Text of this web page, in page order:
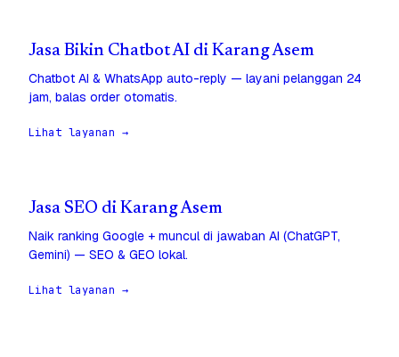
Jasa Bikin Chatbot AI di Karang Asem
Chatbot AI & WhatsApp auto-reply — layani pelanggan 24
jam, balas order otomatis.
Lihat layanan →
Jasa SEO di Karang Asem
Naik ranking Google + muncul di jawaban AI (ChatGPT,
Gemini) — SEO & GEO lokal.
Lihat layanan →